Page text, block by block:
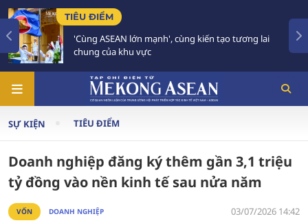
TIÊU ĐIỂM
'Cùng ASEAN lớn mạnh', cùng kiến tạo tương lai
chung của khu vực
SỰ KIỆN TIÊU ĐIỂM
Doanh nghiệp đăng ký thêm gần 3,1 triệu
tỷ đồng vào nền kinh tế sau nửa năm
VỐN DOANH NGHIỆP 03/07/2026 14:42